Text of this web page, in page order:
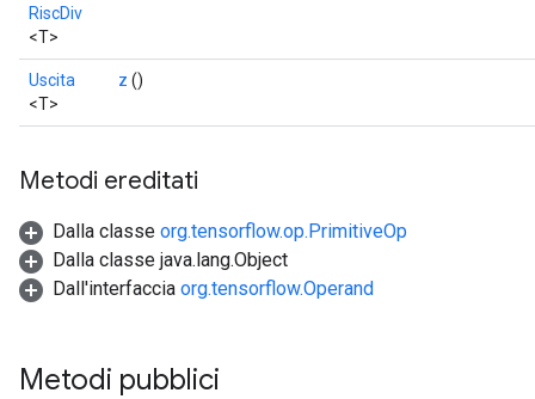
RiscDiv
<T>
Uscita
<T>
z ()
Metodi ereditati
Dalla classe org.tensorflow.op.PrimitiveOp
Dalla classe java.lang.Object
Dall'interfaccia org.tensorflow.Operand
Metodi pubblici